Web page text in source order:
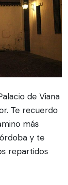
de Viana
Te recuerdo
más
y te
repartidos